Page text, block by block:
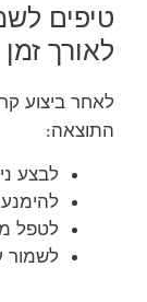
טיפים
לאורך זמן
לאחר ביצוע
התוצאה:
לבצע
לטפל
לשמור